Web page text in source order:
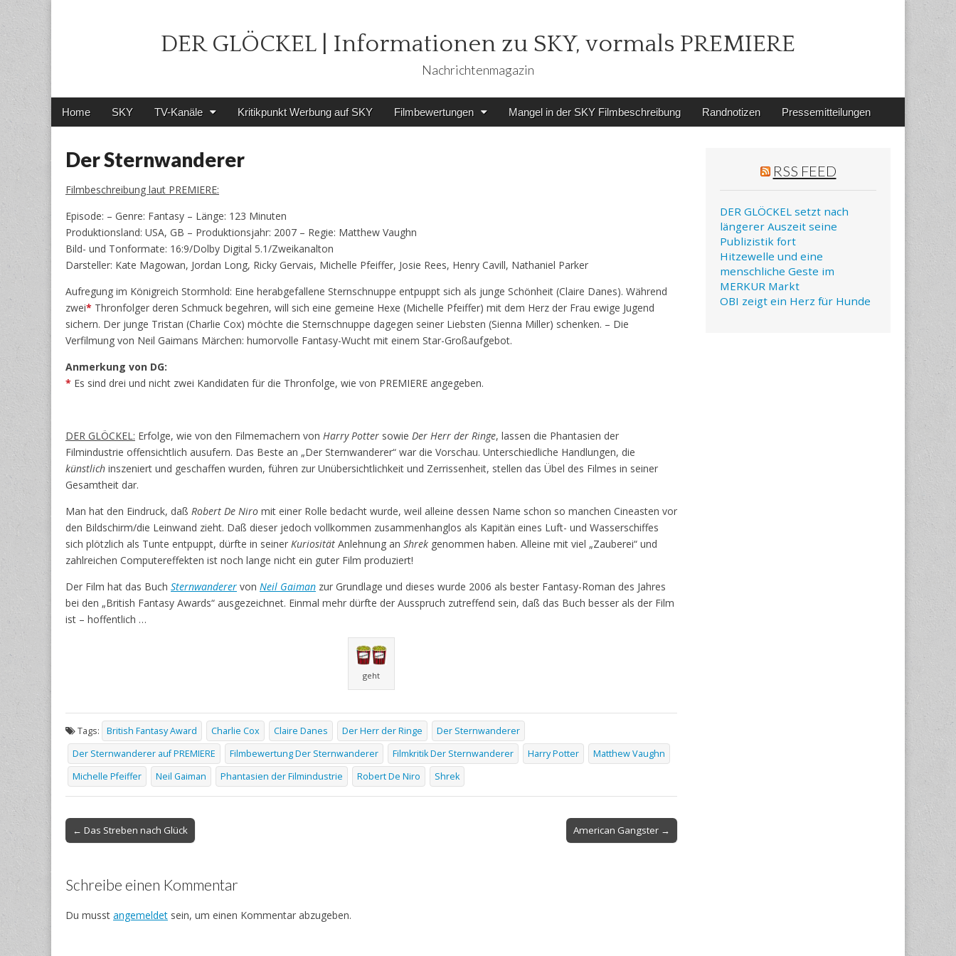
DER GLÖCKEL | Informationen zu SKY, vormals PREMIERE
Nachrichtenmagazin
Main
Skip
Home SKY TV-Kanäle Kritikpunkt Werbung auf SKY Filmbewertungen Mangel in der SKY Filmbeschreibung Randnotizen Pressemitteilungen
Der Sternwanderer
Filmbeschreibung laut PREMIERE:
Episode: – Genre: Fantasy – Länge: 123 Minuten
Produktionsland: USA, GB – Produktionsjahr: 2007 – Regie: Matthew Vaughn
Bild- und Tonformate: 16:9/Dolby Digital 5.1/Zweikanalton
Darsteller: Kate Magowan, Jordan Long, Ricky Gervais, Michelle Pfeiffer, Josie Rees, Henry Cavill, Nathaniel Parker
Aufregung im Königreich Stormhold: Eine herabgefallene Sternschnuppe entpuppt sich als junge Schönheit (Claire Danes). Während
zwei* Thronfolger deren Schmuck begehren, will sich eine gemeine Hexe (Michelle Pfeiffer) mit dem Herz der Frau ewige Jugend
sichern. Der junge Tristan (Charlie Cox) möchte die Sternschnuppe dagegen seiner Liebsten (Sienna Miller) schenken. – Die
Verfilmung von Neil Gaimans Märchen: humorvolle Fantasy-Wucht mit einem Star-Großaufgebot.
Anmerkung von DG:
* Es sind drei und nicht zwei Kandidaten für die Thronfolge, wie von PREMIERE angegeben.
DER GLÖCKEL: Erfolge, wie von den Filmemachern von Harry Potter sowie Der Herr der Ringe, lassen die Phantasien der
Filmindustrie offensichtlich ausufern. Das Beste an „Der Sternwanderer“ war die Vorschau. Unterschiedliche Handlungen, die
künstlich inszeniert und geschaffen wurden, führen zur Unübersichtlichkeit und Zerrissenheit, stellen das Übel des Filmes in seiner
Gesamtheit dar.
Man hat den Eindruck, daß Robert De Niro mit einer Rolle bedacht wurde, weil alleine dessen Name schon so manchen Cineasten vor
den Bildschirm/die Leinwand zieht. Daß dieser jedoch vollkommen zusammenhanglos als Kapitän eines Luft- und Wasserschiffes
sich plötzlich als Tunte entpuppt, dürfte in seiner Kuriosität Anlehnung an Shrek genommen haben. Alleine mit viel „Zauberei“ und
zahlreichen Computereffekten ist noch lange nicht ein guter Film produziert!
Der Film hat das Buch Sternwanderer von Neil Gaiman zur Grundlage und dieses wurde 2006 als bester Fantasy-Roman des Jahres
bei den „British Fantasy Awards“ ausgezeichnet. Einmal mehr dürfte der Ausspruch zutreffend sein, daß das Buch besser als der Film
ist – hoffentlich …
geht
Tags: British Fantasy Award Charlie Cox Claire Danes Der Herr der Ringe
Der Sternwanderer
Der Sternwanderer auf PREMIERE
Filmbewertung Der Sternwanderer Filmkritik Der Sternwanderer Harry Potter
Matthew Vaughn
Michelle Pfeiffer
Neil Gaiman Phantasien der Filmindustrie Robert De Niro Shrek
Post
navigation
← Das Streben nach Glück American Gangster →
Schreibe einen Kommentar
Du musst angemeldet sein, um einen Kommentar abzugeben.
RSS FEED
DER GLÖCKEL setzt nach
längerer Auszeit seine
Publizistik fort
Hitzewelle und eine
menschliche Geste im
MERKUR Markt
OBI zeigt ein Herz für Hunde